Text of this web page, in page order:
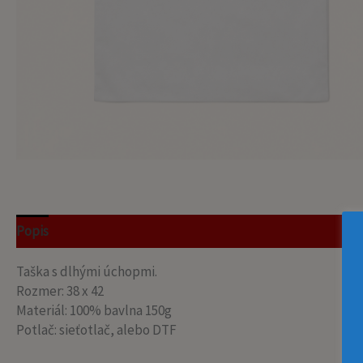
Popis
Taška s dlhými úchopmi.
Rozmer: 38 x 42
Materiál: 100% bavlna 150g
Potlač: sieťotlač, alebo DTF